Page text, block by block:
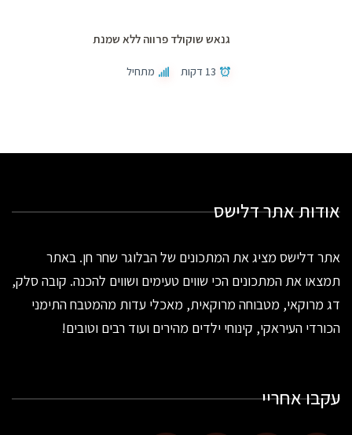
גנאש שוקולד פרווה ללא שמנת
13 דקות מתחיל
אודות אתר דלישס
אתר דלישס מציג את המתכונים של הבלוגר שחר חן. באתר
תמצאו את המתכונים הכי שווים טעימים ושווים להכנה. קובה סלק,
דג מרוקאי, מטבוחה מרוקאית, מאכלי עדות מהמטבח התימני
הכורדי העיראקי, קינוחי ילדים מהירים ועוד רבים וטובים!
עקבו אחריי